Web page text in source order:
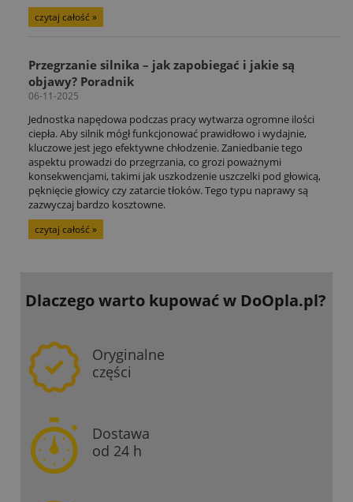
czytaj całość »
Przegrzanie silnika – jak zapobiegać i jakie są
objawy? Poradnik
06-11-2025
Jednostka napędowa podczas pracy wytwarza ogromne ilości
ciepła. Aby silnik mógł funkcjonować prawidłowo i wydajnie,
kluczowe jest jego efektywne chłodzenie. Zaniedbanie tego
aspektu prowadzi do przegrzania, co grozi poważnymi
konsekwencjami, takimi jak uszkodzenie uszczelki pod głowicą,
pęknięcie głowicy czy zatarcie tłoków. Tego typu naprawy są
zazwyczaj bardzo kosztowne.
czytaj całość »
Dlaczego warto kupowaćw DoOpla.pl?
Oryginalne
części
Dostawa
od 24 h